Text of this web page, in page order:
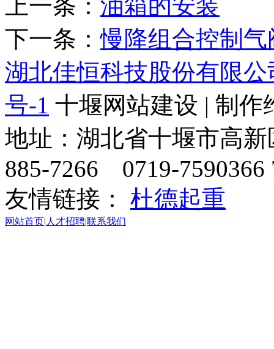
上一条： 油箱的安装
下一条：慢降组合控制
湖北佳恒科技股份有限公
号-1 十堰网站建设 | 制作
地址：湖北省十堰市高
885-7266 0719-7590366
友情链接： 杜德起重
网站首页| 人才招聘|联系我们